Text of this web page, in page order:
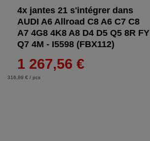
4x jantes 21 s'intégrer dans
AUDI A6 Allroad C8 A6 C7 C8
A7 4G8 4K8 A8 D4 D5 Q5 8R FY
Q7 4M - I5598 (FBX112)
1 267,56 €
316,89 € / pcs